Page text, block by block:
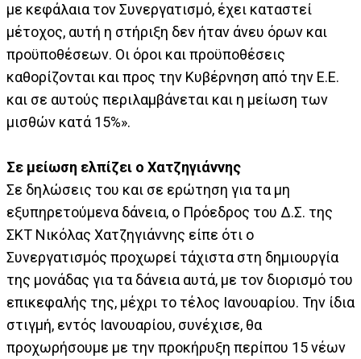
με κεφάλαια τον Συνεργατισμό, έχει καταστεί
μέτοχος, αυτή η στήριξη δεν ήταν άνευ όρων και
προϋποθέσεων. Οι όροι και προϋποθέσεις
καθορίζονται και προς την Κυβέρνηση από την Ε.Ε.
και σε αυτούς περιλαμβάνεται και η μείωση των
μισθών κατά 15%».
Σε μείωση ελπίζει ο Χατζηγιάννης
Σε δηλώσεις του και σε ερώτηση για τα μη
εξυπηρετούμενα δάνεια, ο Πρόεδρος του Δ.Σ. της
ΣΚΤ Νικόλας Χατζηγιάννης είπε ότι ο
Συνεργατισμός προχωρεί τάχιστα στη δημιουργία
της μονάδας για τα δάνεια αυτά, με τον διορισμό του
επικεφαλής της, μέχρι το τέλος Ιανουαρίου. Την ίδια
στιγμή, εντός Ιανουαρίου, συνέχισε, θα
προχωρήσουμε με την προκήρυξη περίπου 15 νέων